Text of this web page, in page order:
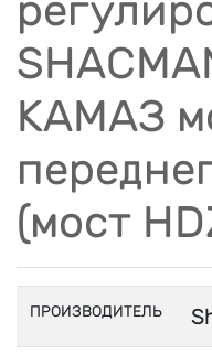
КАМАЗ
(мост
ПРОИЗВОДИТЕЛЬ